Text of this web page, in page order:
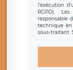
l’exécution
RGPD).
responsable
technique
sous-traitant
toute
d’inscription
protection
sont